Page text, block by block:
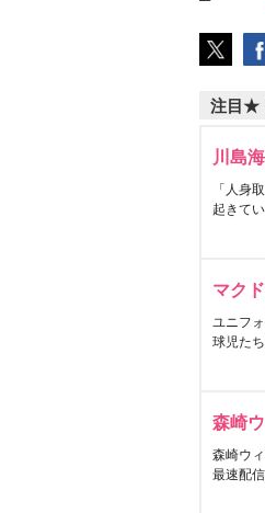
注目★
川島
「人身
起きて
マク
ユニフ
球児た
森崎
森崎ウ
最速配